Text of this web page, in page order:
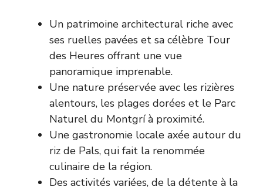
Un patrimoine architectural riche avec
ses ruelles pavées et sa célèbre Tour
des Heures offrant une vue
panoramique imprenable.
Une nature préservée avec les rizières
alentours, les plages dorées et le Parc
Naturel du Montgrí à proximité.
Une gastronomie locale axée autour du
riz de Pals, qui fait la renommée
culinaire de la région.
Des activités variées, de la détente à la